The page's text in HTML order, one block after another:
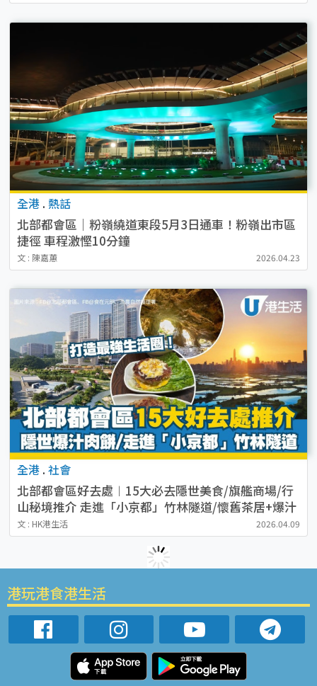
全港 . 熱話
北部都會區｜粉嶺繞道東段5月3日通車！粉嶺出市區
捷徑 車程激慳10分鐘
文 : 陳嘉蕙 2026.04.23
全港 . 社會
北部都會區好去處︱15大必去隱世美食/旗艦商場/行
山秘境推介 走進「小京都」竹林隧道/懷舊茶居+爆汁
肉餅！
文 : HK港生活 2026.04.09
港玩港食港生活